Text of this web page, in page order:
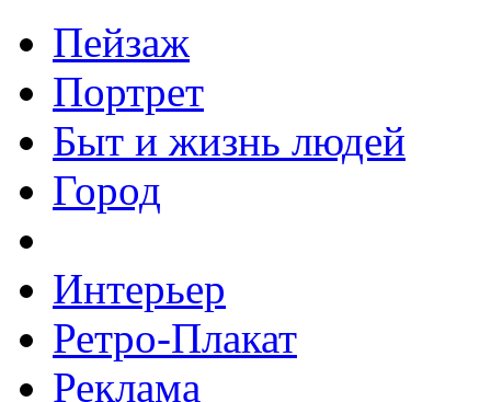
Пейзаж
Портрет
Быт и жизнь людей
Город
Интерьер
Ретро-Плакат
Реклама